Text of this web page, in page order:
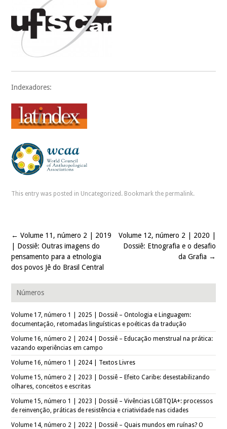
Indexadores:
This entry was posted in Uncategorized . Bookmark the permalink.
Post navigation
← Volume 11, número 2 | 2019
| Dossiê: Outras imagens do
pensamento para a etnologia
dos povos Jê do Brasil Central
Volume 12, número 2 | 2020 |
Dossiê: Etnografia e o desafio
da Grafia →
Números
Volume 17, número 1 | 2025 | Dossiê – Ontologia e Linguagem:
documentação, retomadas linguísticas e poéticas da tradução
Volume 16, número 2 | 2024 | Dossiê – Educação menstrual na prática:
vazando experiências em campo
Volume 16, número 1 | 2024 | Textos Livres
Volume 15, número 2 | 2023 | Dossiê – Efeito Caribe: desestabilizando
olhares, conceitos e escritas
Volume 15, número 1 | 2023 | Dossiê – Vivências LGBTQIA+: processos
de reinvenção, práticas de resistência e criatividade nas cidades
Volume 14, número 2 | 2022 | Dossiê – Quais mundos em ruínas? O